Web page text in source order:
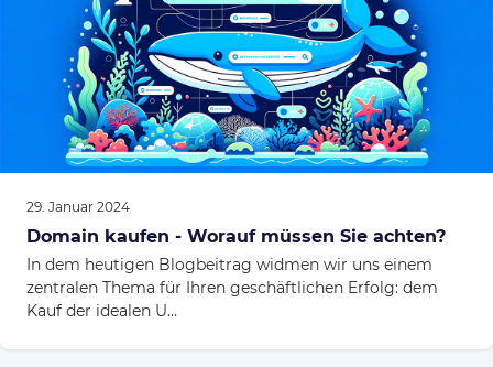
29. Januar 2024
Domain kaufen - Worauf müssen Sie achten?
In dem heutigen Blogbeitrag widmen wir uns einem
zentralen Thema für Ihren geschäftlichen Erfolg: dem
Kauf der idealen U...